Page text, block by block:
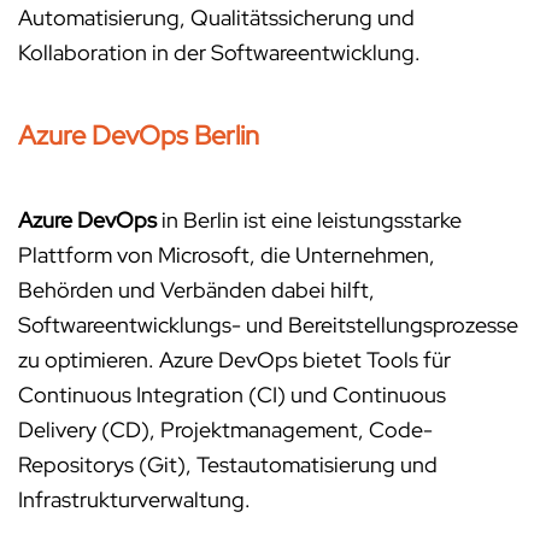
Automatisierung, Qualitätssicherung und
Kollaboration in der Softwareentwicklung.
Azure DevOps Berlin
Azure DevOpsin Berlin ist eine leistungsstarke
Plattform von Microsoft, die Unternehmen,
Behörden und Verbänden dabei hilft,
Softwareentwicklungs- und Bereitstellungsprozesse
zu optimieren. Azure DevOps bietet Tools für
Continuous Integration (CI) und Continuous
Delivery (CD), Projektmanagement, Code-
Repositorys (Git), Testautomatisierung und
Infrastrukturverwaltung.